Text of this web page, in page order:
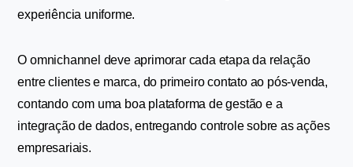
experiência uniforme.
O omnichannel deve aprimorar cada etapa da relação
entre clientes e marca, do primeiro contato ao pós-venda,
contando com uma boa plataforma de gestão e a
integração de dados, entregando controle sobre as ações
empresariais.